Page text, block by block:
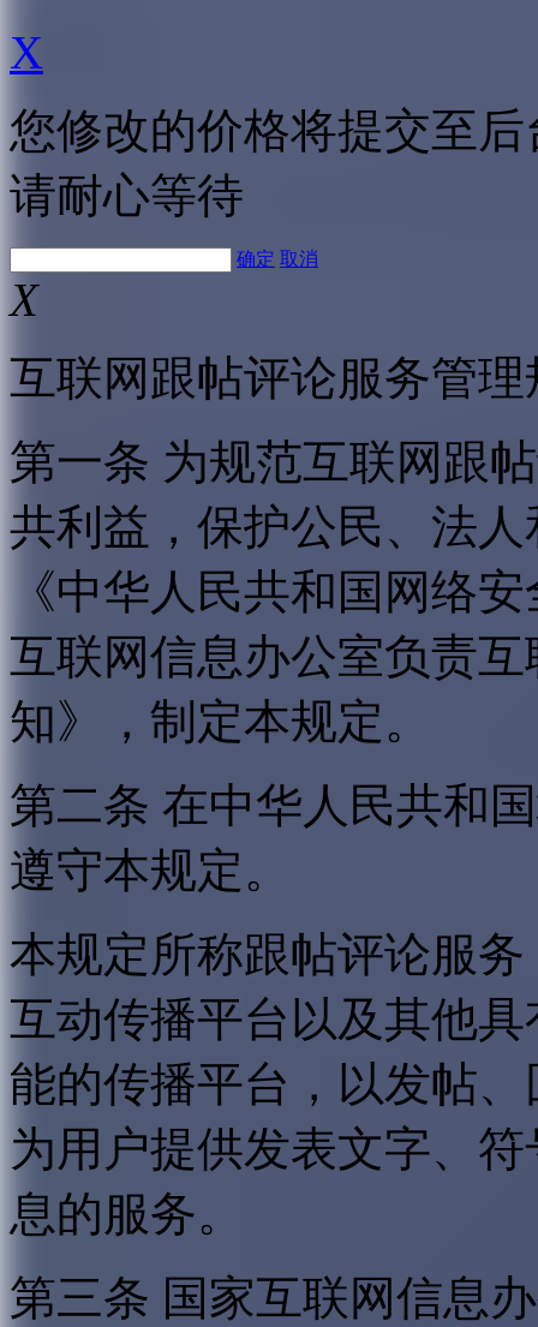
X
您修改的价格将提交至
请耐心等待
确定 取消
X
互联网跟帖评论服务管理
第一条 为规范互联网跟
共利益，保护公民、法
《中华人民共和国网络
互联网信息办公室负责
知》，制定本规定。
第二条 在中华人民共和
遵守本规定。
本规定所称跟帖评论服
互动传播平台以及其他
能的传播平台，以发帖
为用户提供发表文字、
息的服务。
第三条 国家互联网信息